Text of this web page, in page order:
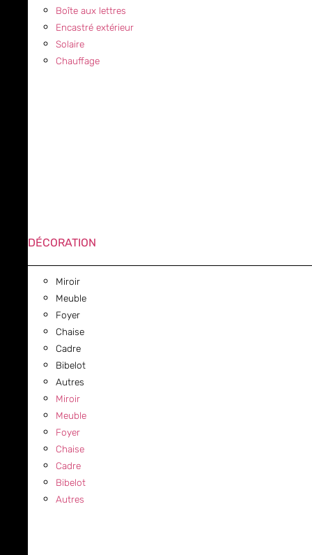
Boîte aux lettres
Encastré extérieur
Solaire
Chauffage
DÉCORATION
Miroir
Meuble
Foyer
Chaise
Cadre
Bibelot
Autres
Miroir
Meuble
Foyer
Chaise
Cadre
Bibelot
Autres